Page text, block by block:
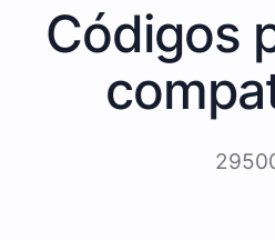
Códigos